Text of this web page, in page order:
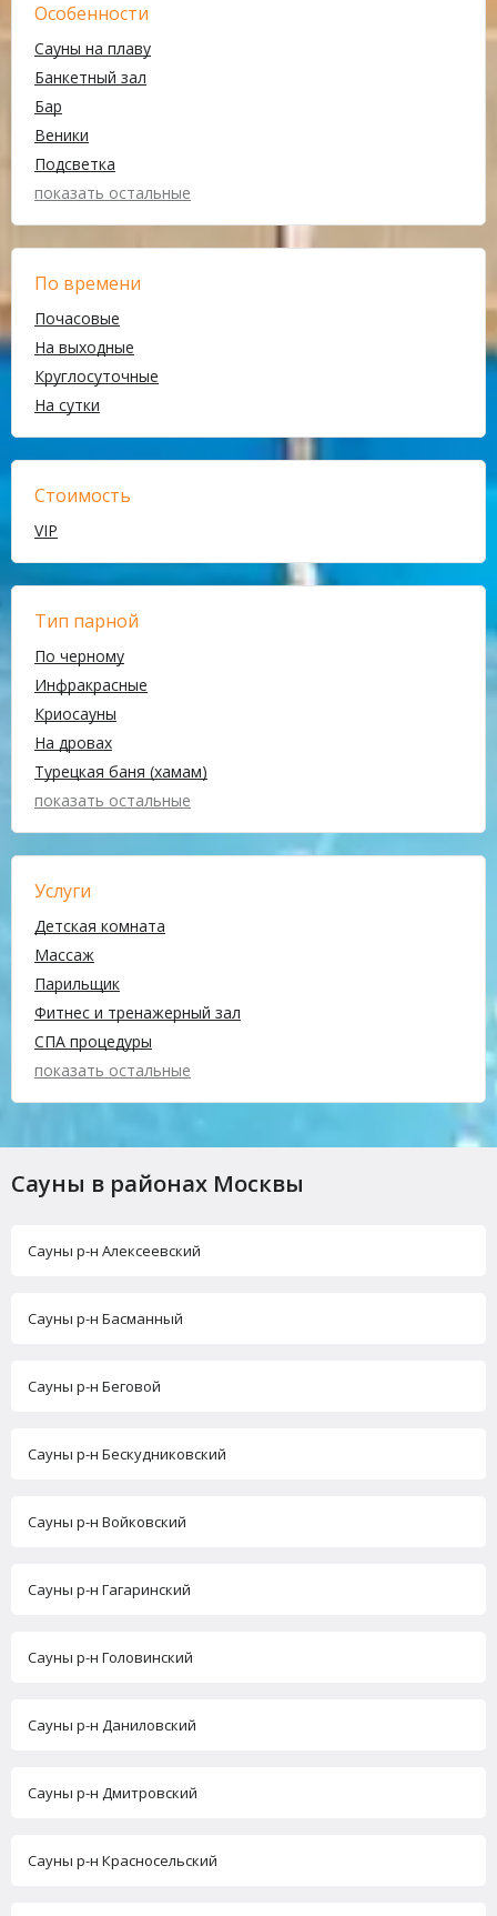
Особенности
Сауны на плаву
Банкетный зал
Бар
Веники
Подсветка
показать остальные
По времени
Почасовые
На выходные
Круглосуточные
На сутки
Стоимость
VIP
Тип парной
По черному
Инфракрасные
Криосауны
На дровах
Турецкая баня (хамам)
показать остальные
Услуги
Детская комната
Массаж
Парильщик
Фитнес и тренажерный зал
СПА процедуры
показать остальные
Сауны в районах Москвы
Сауны р-н Алексеевский
Сауны р-н Басманный
Сауны р-н Беговой
Сауны р-н Бескудниковский
Сауны р-н Войковский
Сауны р-н Гагаринский
Сауны р-н Головинский
Сауны р-н Даниловский
Сауны р-н Дмитровский
Сауны р-н Красносельский